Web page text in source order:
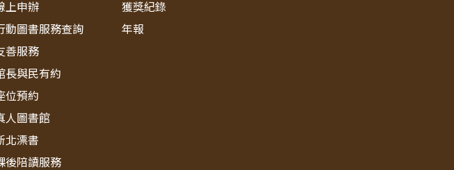
上申辦
動圖書服務查詢
善服務
長與民有約
位預約
人圖書館
北漂書
後陪讀服務
獲獎紀錄
年報